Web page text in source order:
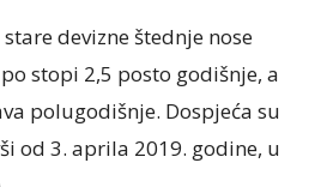
devizne štednje nose
stopi 2,5 posto godišnje, a
polugodišnje. Dospjeća su
od 3. aprila 2019. godine, u